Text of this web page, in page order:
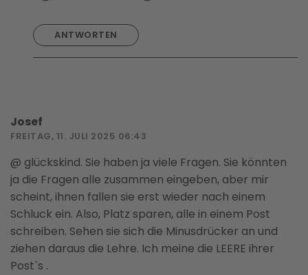
ANTWORTEN
Josef
FREITAG, 11. JULI 2025 06:43
@ glückskind. Sie haben ja viele Fragen. Sie könnten
ja die Fragen alle zusammen eingeben, aber mir
scheint, ihnen fallen sie erst wieder nach einem
Schluck ein. Also, Platz sparen, alle in einem Post
schreiben. Sehen sie sich die Minusdrücker an und
ziehen daraus die Lehre. Ich meine die LEERE ihrer
Post`s .